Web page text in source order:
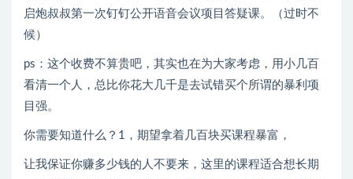
启炮叔叔第一次钉钉公开语音会议项目答疑课。（过时不
候）
ps：这个收费不算贵吧，其实也在为大家考虑，用小几百
看清一个人，总比你花大几千是去试错买个所谓的暴利项
目强。
你需要知道什么？1，期望拿着几百块买课程暴富，
让我保证你赚多少钱的人不要来，这里的课程适合想长期